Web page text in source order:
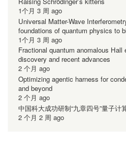
1个月 3 周 ago
Universal Matter-Wave
foundations of quantum physics to
1个月 3 周 ago
Fractional quantum anomalous Hall
discovery and recent advances
2 个月 ago
Optimizing agentic harness for
and beyond
2 个月 ago
中国科大成功研制“九章四号”量子计
2 个月 2 周 ago